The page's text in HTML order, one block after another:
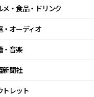
メ・ 食品・ ドリンク
オーディオ
・音楽
新聞社
トレット